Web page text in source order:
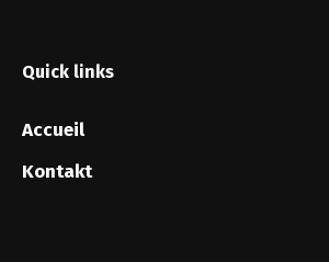
Quick links
Accueil
Kontakt